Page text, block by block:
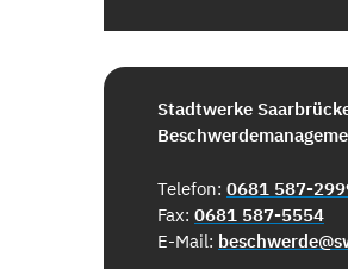
Stadtwerke
Telefon: 0681 587-
Fax: 0681 587-5554
E-Mail: